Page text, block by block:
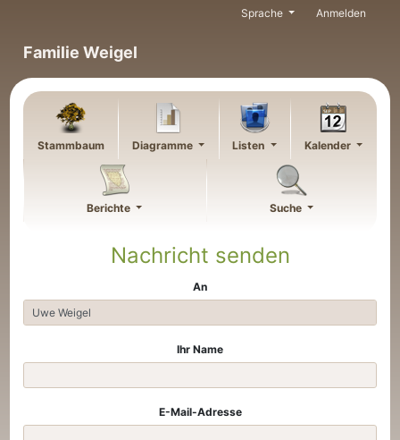
Familie Weigel
Sprache Anmelden
Stammbaum Diagramme Listen Kalender
Berichte Suche
Nachricht senden
An
Ihr Name
E-Mail-Adresse